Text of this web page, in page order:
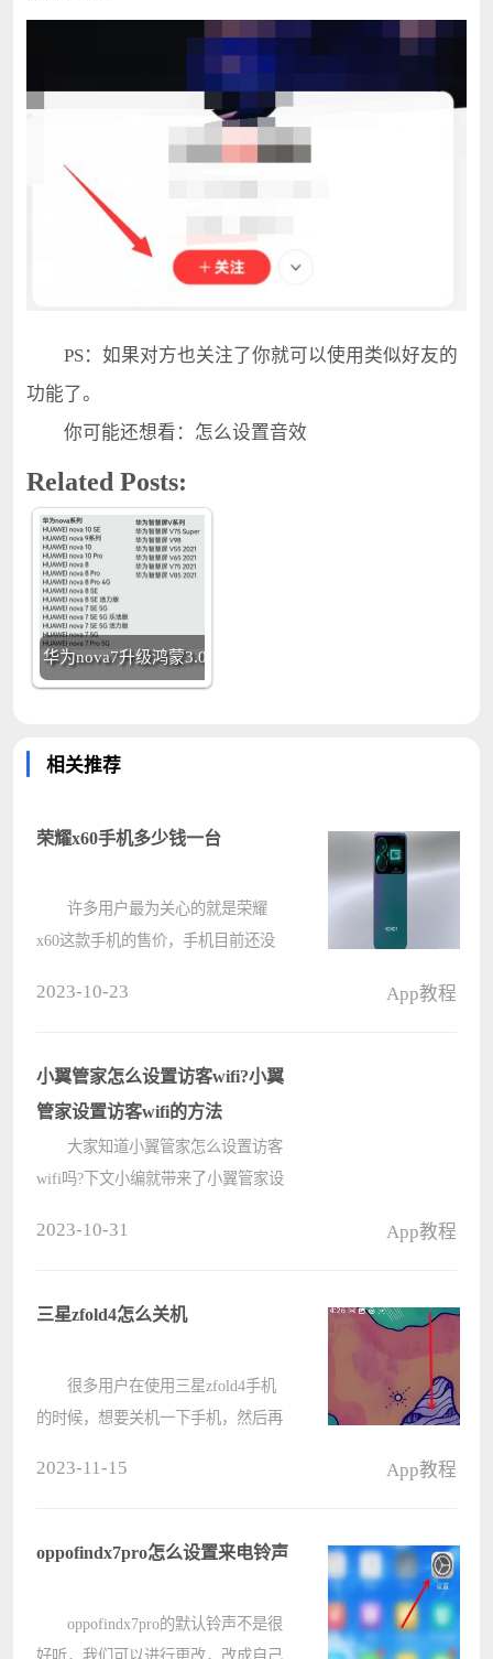
PS：如果对方也关注了你就可以使用类似好友的
功能了。
你可能还想看：怎么设置音效
Related Posts:
华为nova7升级鸿蒙3.0
相关推荐
荣耀x60手机多少钱一台
许多用户最为关心的就是荣耀
x60这款手机的售价，手机目前还没
右的。 荣耀x60手机多少钱一台
????
2023-10-23 App教程
小翼管家怎么设置访客wifi?小翼
管家设置访客wifi的方法
大家知道小翼管家怎么设置访客
wifi吗?下文小编就带来了小翼管家设
小翼管家设置访客wifi的方法 ????
2023-10-31 App教程
三星zfold4怎么关机
很多用户在使用三星zfold4手机
的时候，想要关机一下手机，然后再
么关机： 1、首先在手机的桌
2023-11-15 App教程
oppofindx7pro怎么设置来电铃声
oppofindx7pro的默认铃声不是很
好听，我们可以进行更改，改成自己